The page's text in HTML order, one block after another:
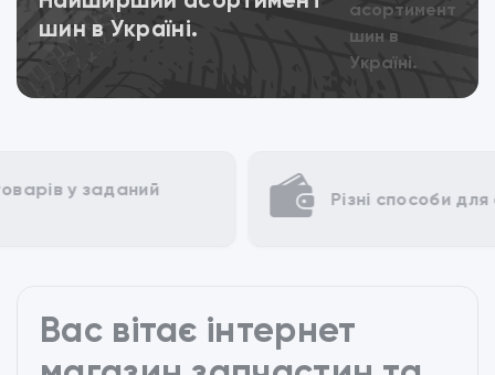
шин в Україні.
Різні способи для оплати
Вас вітає інтернет